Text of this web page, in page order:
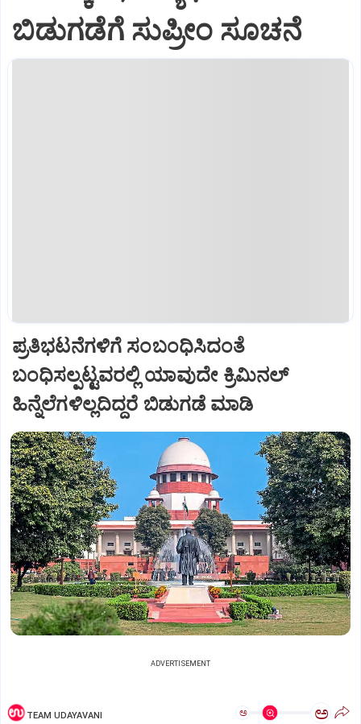
ಬಿಡುಗಡೆಗೆ ಸುಪ್ರೀಂ ಸೂಚನೆ
ಪ್ರತಿಭಟನೆಗಳಿಗೆ ಸಂಬಂಧಿಸಿದಂತೆ
ಬಂಧಿಸಲ್ಪಟ್ಟವರಲ್ಲಿ ಯಾವುದೇ ಕ್ರಿಮಿನಲ್
ಹಿನ್ನೆಲೆಗಳಿಲ್ಲದಿದ್ದರೆ ಬಿಡುಗಡೆ ಮಾಡಿ
ADVERTISEMENT
TEAM UDAYAVANI ಅ ಅ